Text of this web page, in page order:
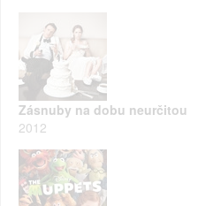
Zásnuby na dobu neurčitou
2012